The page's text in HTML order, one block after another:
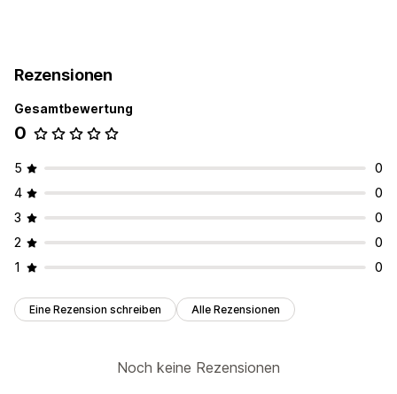
Rezensionen
Gesamtbewertung
0
5
0
4
0
3
0
2
0
1
0
Eine Rezension schreiben Alle Rezensionen
Noch keine Rezensionen